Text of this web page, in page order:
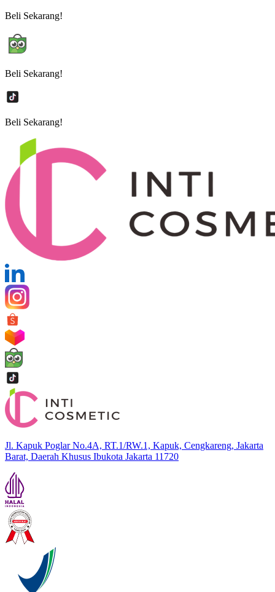
Beli Sekarang!
Beli Sekarang!
Beli Sekarang!
Jl. Kapuk Poglar No.4A, RT.1/RW.1, Kapuk, Cengkareng, Jakarta
Barat, Daerah Khusus Ibukota Jakarta 11720